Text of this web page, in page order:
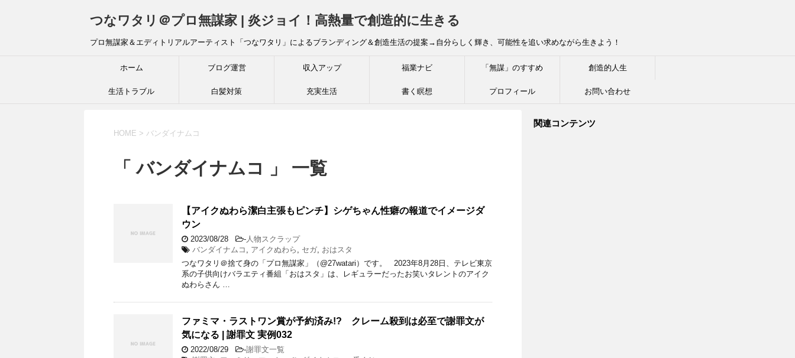
つなワタリ＠プロ無謀家 | 炎ジョイ！高熱量で創造的に生きる
プロ無謀家＆エディトリアルアーティスト「つなワタリ」によるブランディング＆創造生活の提案→自分らしく輝き、可能性を追い求めながら生きよう！
ホーム ブログ運営 収入アップ 福業ナビ 「無謀」のすすめ 創造的人生
生活トラブル 白髪対策 充実生活 書く瞑想 プロフィール お問い合わせ
HOME > バンダイナムコ
「 バンダイナムコ 」 一覧
【アイクぬわら潔白主張もピンチ】シゲちゃん性癖の報道でイメージダ
ウン
2023/08/28 -人物スクラップ
バンダイナムコ , アイクぬわら , セガ, おはスタ
つなワタリ＠捨て身の「プロ無謀家」（@27watari）です。 2023年8月28日、テレビ東京
系の子供向けバラエティ番組「おはスタ」は、レギュラーだったお笑いタレントのアイク
ぬわらさん …
ファミマ・ラストワン賞が予約済み!? クレーム殺到は必至で謝罪文が
気になる | 謝罪文 実例032
2022/08/29 -謝罪文一覧
関連コンテンツ